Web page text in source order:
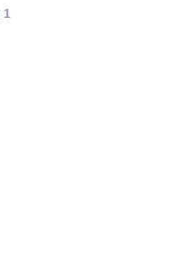
1